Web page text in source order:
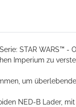
STAR WARS™
Imperium zu
um
NED-B Lader,